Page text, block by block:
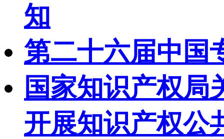
知
第二十六届中国
国家知识产权局
开展知识产权公